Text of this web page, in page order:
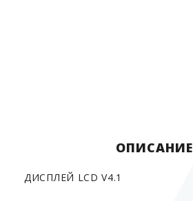
ОПИСАНИЕ
ДИСПЛЕЙ LCD V4.1